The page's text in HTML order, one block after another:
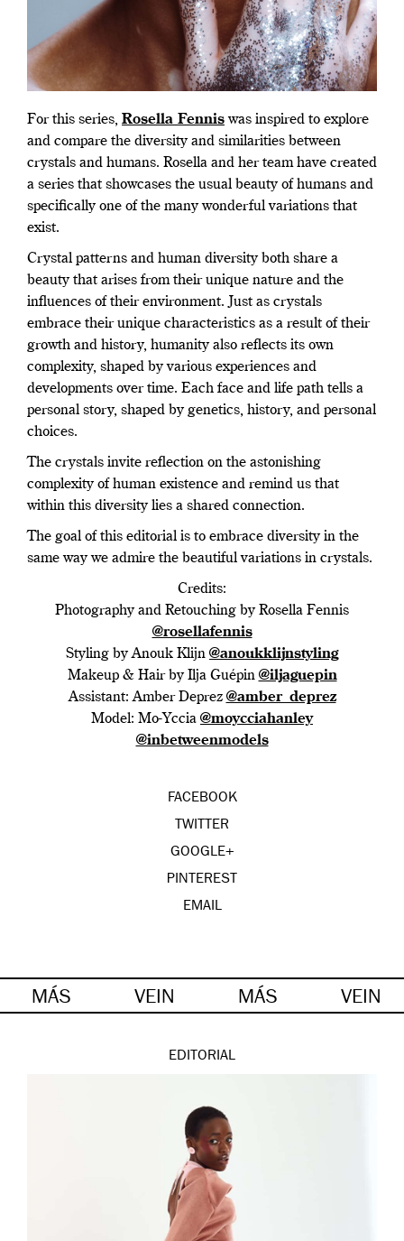
For this series, Rosella Fenniswas inspired to explore
and compare the diversity and similarities between
crystals and humans. Rosella and her team have created
a series that showcases the usual beauty of humans and
specifically one of the many wonderful variations that
exist.
Crystal patterns and human diversity both share a
beauty that arises from their unique nature and the
influences of their environment. Just as crystals
embrace their unique characteristics as a result of their
growth and history, humanity also reflects its own
complexity, shaped by various experiences and
developments over time. Each face and life path tells a
personal story, shaped by genetics, history, and personal
choices.
The crystals invite reflection on the astonishing
complexity of human existence and remind us that
within this diversity lies a shared connection.
The goal of this editorial is to embrace diversity in the
same way we admire the beautiful variations in crystals.
Credits:
Photography and Retouching by Rosella Fennis
@rosellafennis
Styling by Anouk Klijn @anoukklijnstyling
Makeup & Hair by Ilja Guépin @iljaguepin
Assistant: Amber Deprez @amber_deprez
Model: Mo-Yccia @moycciahanley
@inbetweenmodels
FACEBOOK
TWITTER
GOOGLE+
PINTEREST
EMAIL
MÁS VEIN MÁS VEIN
EDITORIAL